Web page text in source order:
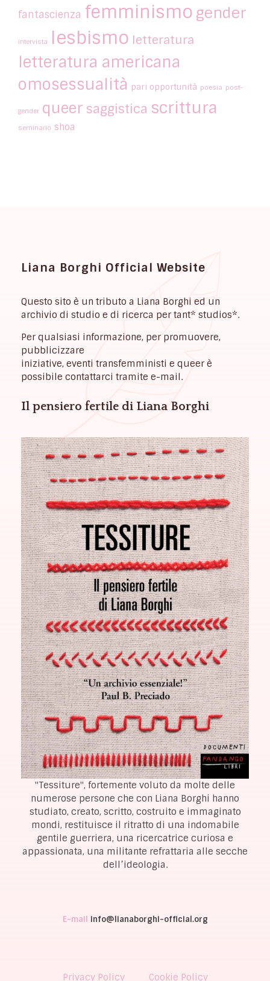
fantascienza femminismo gender
intervista lesbismo letteratura
letteratura americana
omosessualità pari opportunità poesia post-
gender queer saggistica scrittura
seminario shoa
Liana Borghi Official Website
Questo sito è un tributo a Liana Borghi ed un
archivio di studio e di ricerca per tant* studios*.
Per qualsiasi informazione, per promuovere,
pubblicizzare
iniziative, eventi transfemministi e queer è
possibile contattarci tramite e-mail.
Il pensiero fertile di Liana Borghi
"Tessiture", fortemente voluto da molte delle
numerose persone che con Liana Borghi hanno
studiato, creato, scritto, costruito e immaginato
mondi, restituisce il ritratto di una indomabile
gentile guerriera, una ricercatrice curiosa e
appassionata, una militante refrattaria alle secche
dell’ideologia.
E-mail info@lianaborghi-official.org
Privacy Policy Cookie Policy